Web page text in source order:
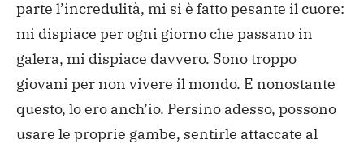
parte l’incredulità, mi si è fatto pesante il cuore:
mi dispiace per ogni giorno che passano in
galera, mi dispiace davvero. Sono troppo
giovani per non vivere il mondo. E nonostante
questo, lo ero anch’io. Persino adesso, possono
usare le proprie gambe, sentirle attaccate al